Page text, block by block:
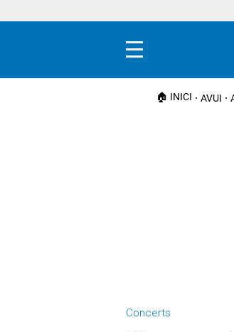
Menú
🏠 INICI AVUI
Concerts